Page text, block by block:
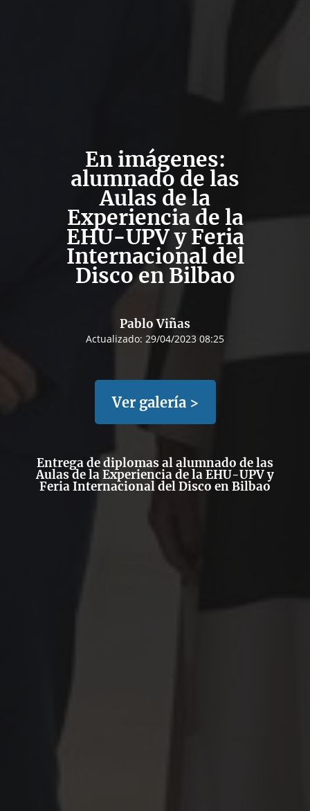
En imágenes:
alumnado de las
Aulas de la
Experiencia de la
EHU-UPV y Feria
Internacional del
Disco en Bilbao
Pablo Viñas
Actualizado: 29/04/2023 08:25
Ver galería >
Entrega de diplomas al alumnado de las
Aulas de la Experiencia de la EHU-UPV y
Feria Internacional del Disco en Bilbao